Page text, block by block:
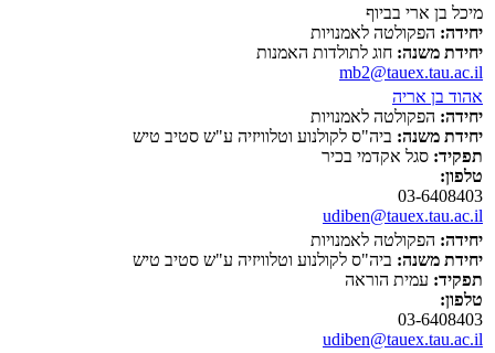
מיכל בן ארי בביוף
יחידה: הפקולטה לאמנויות
יחידת משנה: חוג לתולדות האמנות
mb2@tauex.tau.ac.il
אהוד בן אריה
יחידה: הפקולטה לאמנויות
יחידת משנה: ביה"ס לקולנוע וטלוויזיה ע"ש סטיב טיש
תפקיד: סגל אקדמי בכיר
טלפון:
03-6408403
udiben@tauex.tau.ac.il
יחידה: הפקולטה לאמנויות
יחידת משנה: ביה"ס לקולנוע וטלוויזיה ע"ש סטיב טיש
תפקיד: עמית הוראה
טלפון:
03-6408403
udiben@tauex.tau.ac.il